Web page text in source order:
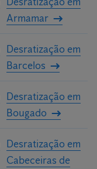
Armamar
Desratização em
Barcelos
Desratização em
Bougado
Desratização em
Cabeceiras de